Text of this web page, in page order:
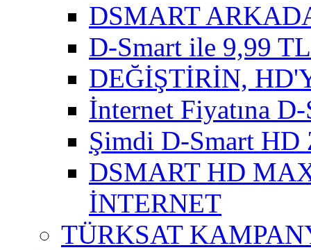
DSMART
D-Smart ile 9,99
DEĞİŞTİRİN,
İnternet Fiyatına
Şimdi D-Smart HD
DSMART HD
İNTERNET
TÜRKSAT